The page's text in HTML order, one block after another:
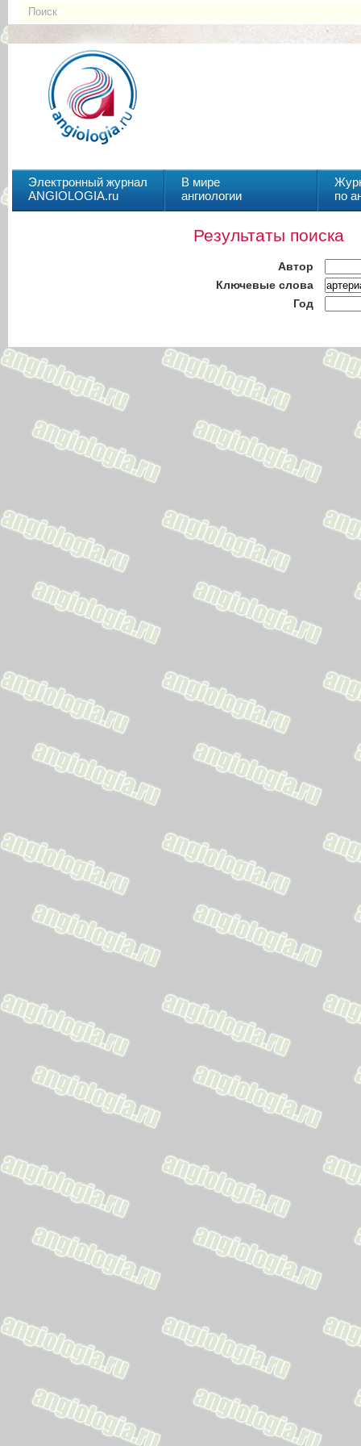
Электронный журнал
ANGIOLOGIA.ru
В мире
ангиологии
по
Результаты поиска
Автор
Ключевые слова
Год